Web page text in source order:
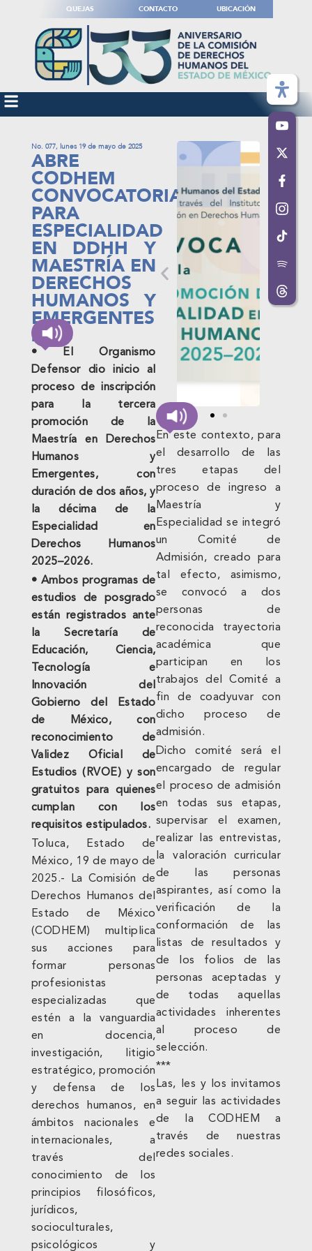
QUEJAS CONTACTO UBICACIÓN
No. 077, lunes 19 de mayo de 2025
ABRE
CODHEM
CONVOCATORIA
PARA
ESPECIALIDAD
EN DDHH Y
MAESTRÍA EN
DERECHOS
HUMANOS Y
EMERGENTES
2025
• El Organismo
Defensor dio inicio al
proceso de inscripción
para la tercera
promoción de la
Maestría en Derechos
Humanos y
Emergentes, con
duración de dos años, y
la décima de la
Especialidad en
Derechos Humanos
2025–2026.
• Ambos programas de
estudios de posgrado
están registrados ante
la Secretaría de
Educación, Ciencia,
Tecnología e
Innovación del
Gobierno del Estado
de México, con
reconocimiento de
Validez Oficial de
Estudios (RVOE) y son
gratuitos para quienes
cumplan con los
requisitos estipulados.
Toluca, Estado de
México, 19 de mayo de
2025.- La Comisión de
Derechos Humanos del
Estado de México
(CODHEM) multiplica
sus acciones para
formar personas
profesionistas
especializadas que
estén a la vanguardia
en docencia,
investigación, litigio
estratégico, promoción
y defensa de los
derechos humanos, en
ámbitos nacionales e
internacionales, a
través del
conocimiento de los
principios filosóficos,
jurídicos,
socioculturales,
psicológicos y
En este contexto, para
el desarrollo de las
tres etapas del
proceso de ingreso a
Maestría y
Especialidad se integró
un Comité de
Admisión, creado para
tal efecto, asimismo,
se convocó a dos
personas de
reconocida trayectoria
académica que
participan en los
trabajos del Comité a
fin de coadyuvar con
dicho proceso de
admisión.
Dicho comité será el
encargado de regular
el proceso de admisión
en todas sus etapas,
supervisar el examen,
realizar las entrevistas,
la valoración curricular
de las personas
aspirantes, así como la
verificación de la
conformación de las
listas de resultados y
de los folios de las
personas aceptadas y
de todas aquellas
actividades inherentes
al proceso de
selección.
***
Las, les y los invitamos
a seguir las actividades
de la CODHEM a
través de nuestras
redes sociales.